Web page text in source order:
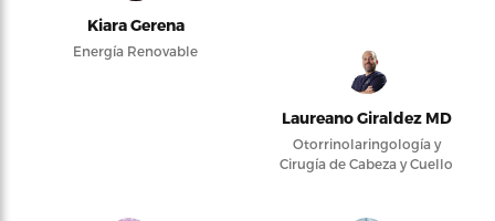
Kiara Gerena
Energía Renovable
Laureano Giraldez MD
Otorrinolaringología y
Cirugía de Cabeza y Cuello